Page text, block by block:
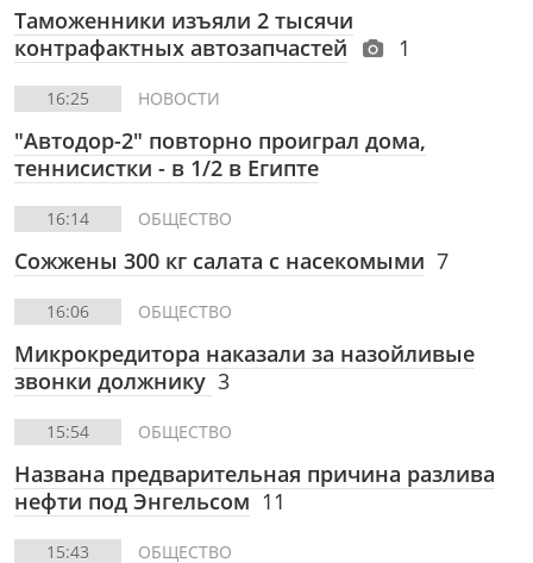
Таможенники изъяли 2 тысячи
контрафактных автозапчастей
1
16:25 НОВОСТИ
"Автодор-2" повторно проиграл дома,
теннисистки - в 1/2 в Египте
16:14 ОБЩЕСТВО
Сожжены 300 кг салата с насекомыми 7
16:06 ОБЩЕСТВО
Микрокредитора наказали за назойливые
звонки должнику 3
15:54 ОБЩЕСТВО
Названа предварительная причина разлива
нефти под Энгельсом 11
15:43 ОБЩЕСТВО